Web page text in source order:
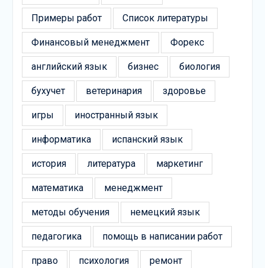
Примеры работ Список литературы
Финансовый менеджмент Форекс
английский язык бизнес биология
бухучет ветеринария здоровье
игры иностранный язык
информатика испанский язык
история литература маркетинг
математика менеджмент
методы обучения немецкий язык
педагогика помощь в написании работ
право психология ремонт